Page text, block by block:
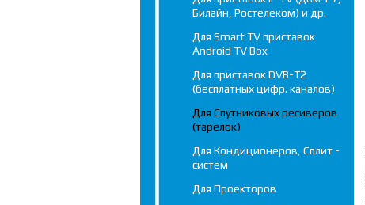
Билайн, Ростелеком) и др.
Для Smart TV приставок
Android TV Box
Для приставок DVB-T2
(бесплатных цифр. каналов)
Для Спутниковых ресиверов
(тарелок)
Для Кондиционеров, Сплит -
систем
Для Проекторов